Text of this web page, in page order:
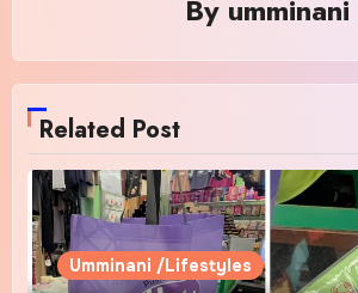
By umminani
Related Post
Umminani /Lifestyles